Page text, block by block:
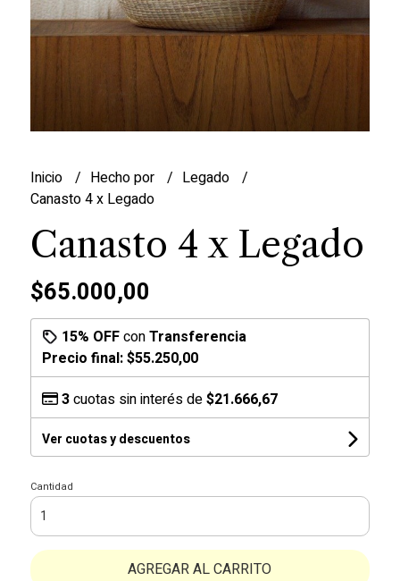
Inicio Hecho por
Legado
Canasto 4 x Legado
Canasto 4 x Legado
$65.000,00
15% OFFconTransferencia
Precio final:$55.250,00
3cuotas sin interés de$21.666,67
Ver cuotas y descuentos
Cantidad
AGREGAR AL CARRITO